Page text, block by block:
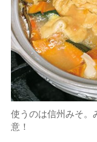
使うのは信州みそ。
意！